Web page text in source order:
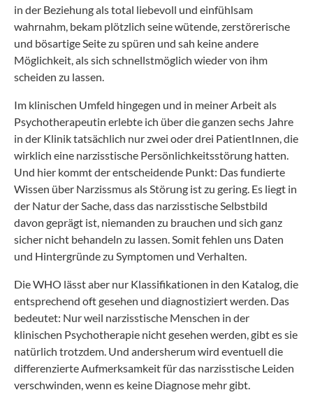
in der Beziehung als total liebevoll und einfühlsam
wahrnahm, bekam plötzlich seine wütende, zerstörerische
und bösartige Seite zu spüren und sah keine andere
Möglichkeit, als sich schnellstmöglich wieder von ihm
scheiden zu lassen.
Im klinischen Umfeld hingegen und in meiner Arbeit als
Psychotherapeutin erlebte ich über die ganzen sechs Jahre
in der Klinik tatsächlich nur zwei oder drei PatientInnen, die
wirklich eine narzisstische Persönlichkeitsstörung hatten.
Und hier kommt der entscheidende Punkt: Das fundierte
Wissen über Narzissmus als Störung ist zu gering. Es liegt in
der Natur der Sache, dass das narzisstische Selbstbild
davon geprägt ist, niemanden zu brauchen und sich ganz
sicher nicht behandeln zu lassen. Somit fehlen uns Daten
und Hintergründe zu Symptomen und Verhalten.
Die WHO lässt aber nur Klassifikationen in den Katalog, die
entsprechend oft gesehen und diagnostiziert werden. Das
bedeutet: Nur weil narzisstische Menschen in der
klinischen Psychotherapie nicht gesehen werden, gibt es sie
natürlich trotzdem. Und andersherum wird eventuell die
differenzierte Aufmerksamkeit für das narzisstische Leiden
verschwinden, wenn es keine Diagnose mehr gibt.